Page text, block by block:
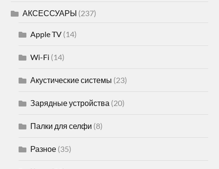
АКСЕССУАРЫ (237)
Apple TV (14)
Wi-Fi (14)
Акустические системы (23)
Зарядные устройства (20)
Палки для селфи (8)
Разное (35)